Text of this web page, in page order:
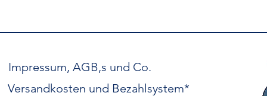
Impressum, AGB,s und Co.
Versandkosten und Bezahlsystem*